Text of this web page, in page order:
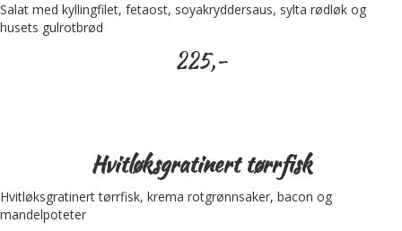
Salat med kyllingfilet, fetaost, soyakryddersaus, sylta rødløk og
husets gulrotbrød
225,-
Hvitløksgratinert tørrfisk
Hvitløksgratinert tørrfisk, krema rotgrønnsaker, bacon og
mandelpoteter